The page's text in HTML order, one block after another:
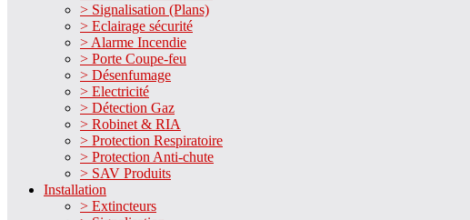
> Signalisation (Plans)
> Eclairage sécurité
> Alarme Incendie
> Porte Coupe-feu
> Désenfumage
> Electricité
> Détection Gaz
> Robinet & RIA
> Protection Respiratoire
> Protection Anti-chute
> SAV Produits
Installation
> Extincteurs